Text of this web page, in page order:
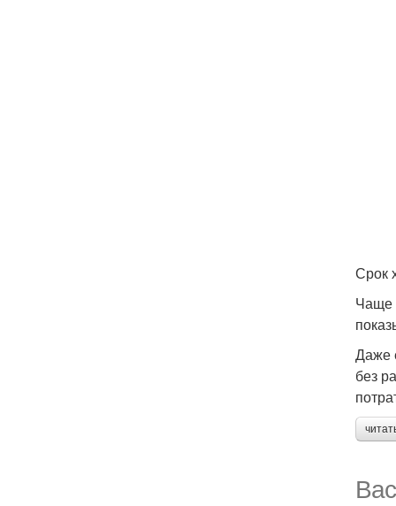
Срок
Чаще
Даже
без